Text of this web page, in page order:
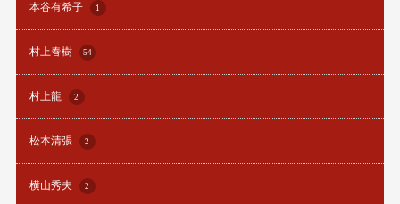
本谷有希子 1
村上春樹 54
村上龍 2
松本清張 2
横山秀夫 2